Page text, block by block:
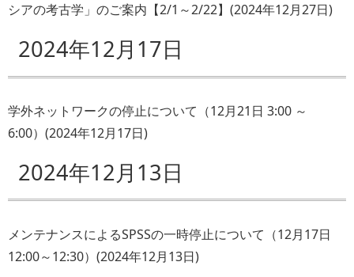
シアの考古学」のご案内【2/1～2/22】 (2024年12月27日)
2024年12月17日
学外ネットワークの停止について（12月21日 3:00 ～
6:00） (2024年12月17日)
2024年12月13日
メンテナンスによるSPSSの一時停止について（12月17日
12:00～12:30） (2024年12月13日)